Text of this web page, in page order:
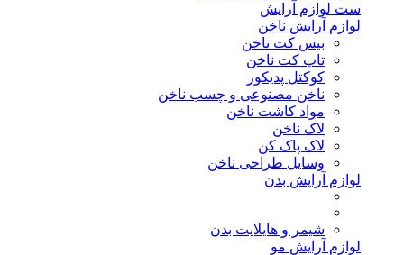
ست لوازم آرایش
لوازم آرایش ناخن
بیس کت ناخن
تاپ کت ناخن
کوکتل پدیکور
ناخن مصنوعی و چسب ناخن
مواد کاشت ناخن
لاک ناخن
لاک پاک کن
وسایل طراحی ناخن
لوازم آرایش بدن
شیمر و هایلایت بدن
لوازم آرایش مو